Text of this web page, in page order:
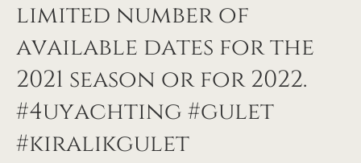
limited number of
available dates for the
2021 season or for 2022.
#4uyachting #gulet
#kiralıkgulet